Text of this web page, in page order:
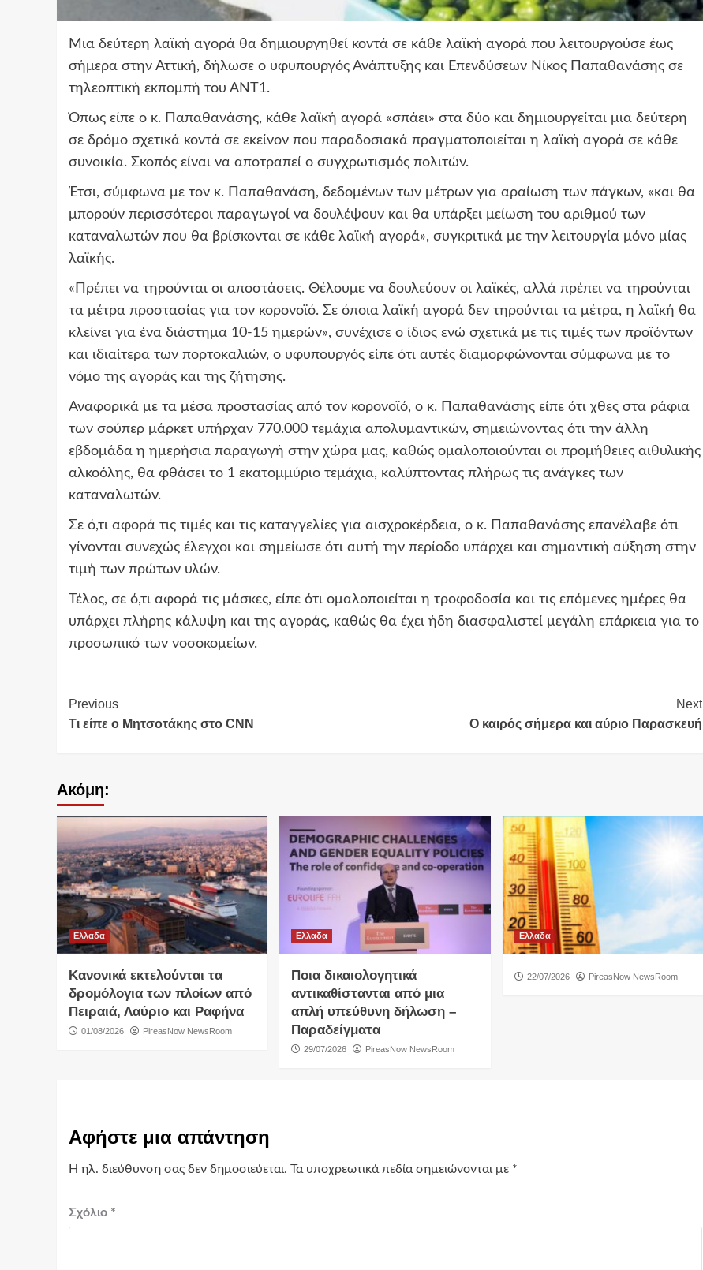
Μια δεύτερη λαϊκή αγορά θα δημιουργηθεί κοντά σε κάθε λαϊκή αγορά που λειτουργούσε έως
σήμερα στην Αττική, δήλωσε ο υφυπουργός Ανάπτυξης και Επενδύσεων Νίκος Παπαθανάσης σε
τηλεοπτική εκπομπή του ΑΝΤ1.
Όπως είπε ο κ. Παπαθανάσης, κάθε λαϊκή αγορά «σπάει» στα δύο και δημιουργείται μια δεύτερη
σε δρόμο σχετικά κοντά σε εκείνον που παραδοσιακά πραγματοποιείται η λαϊκή αγορά σε κάθε
συνοικία. Σκοπός είναι να αποτραπεί ο συγχρωτισμός πολιτών.
Έτσι, σύμφωνα με τον κ. Παπαθανάση, δεδομένων των μέτρων για αραίωση των πάγκων, «και θα
μπορούν περισσότεροι παραγωγοί να δουλέψουν και θα υπάρξει μείωση του αριθμού των
καταναλωτών που θα βρίσκονται σε κάθε λαϊκή αγορά», συγκριτικά με την λειτουργία μόνο μίας
λαϊκής.
«Πρέπει να τηρούνται οι αποστάσεις. Θέλουμε να δουλεύουν οι λαϊκές, αλλά πρέπει να τηρούνται
τα μέτρα προστασίας για τον κορονοϊό. Σε όποια λαϊκή αγορά δεν τηρούνται τα μέτρα, η λαϊκή θα
κλείνει για ένα διάστημα 10-15 ημερών», συνέχισε ο ίδιος ενώ σχετικά με τις τιμές των προϊόντων
και ιδιαίτερα των πορτοκαλιών, ο υφυπουργός είπε ότι αυτές διαμορφώνονται σύμφωνα με το
νόμο της αγοράς και της ζήτησης.
Αναφορικά με τα μέσα προστασίας από τον κορονοϊό, ο κ. Παπαθανάσης είπε ότι χθες στα ράφια
των σούπερ μάρκετ υπήρχαν 770.000 τεμάχια απολυμαντικών, σημειώνοντας ότι την άλλη
εβδομάδα η ημερήσια παραγωγή στην χώρα μας, καθώς ομαλοποιούνται οι προμήθειες αιθυλικής
αλκοόλης, θα φθάσει το 1 εκατομμύριο τεμάχια, καλύπτοντας πλήρως τις ανάγκες των
καταναλωτών.
Σε ό,τι αφορά τις τιμές και τις καταγγελίες για αισχροκέρδεια, ο κ. Παπαθανάσης επανέλαβε ότι
γίνονται συνεχώς έλεγχοι και σημείωσε ότι αυτή την περίοδο υπάρχει και σημαντική αύξηση στην
τιμή των πρώτων υλών.
Τέλος, σε ό,τι αφορά τις μάσκες, είπε ότι ομαλοποιείται η τροφοδοσία και τις επόμενες ημέρες θα
υπάρχει πλήρης κάλυψη και της αγοράς, καθώς θα έχει ήδη διασφαλιστεί μεγάλη επάρκεια για το
προσωπικό των νοσοκομείων.
Continue
Reading
Previous
Τι είπε ο Μητσοτάκης στο CNN
Next
Ο καιρός σήμερα και αύριο Παρασκευή
Ακόμη:
Ελλαδα
Κανονικά εκτελούνται τα
δρομόλογια των πλοίων από
Πειραιά, Λαύριο και Ραφήνα
01/08/2026 PireasNow NewsRoom
Ελλαδα
Ποια δικαιολογητικά
αντικαθίστανται από μια
απλή υπεύθυνη δήλωση –
Παραδείγματα
29/07/2026 PireasNow NewsRoom
Ελλαδα
22/07/2026 PireasNow NewsRoom
Αφήστε μια απάντηση
Η ηλ. διεύθυνση σας δεν δημοσιεύεται. Τα υποχρεωτικά πεδία σημειώνονται με *
Σχόλιο *